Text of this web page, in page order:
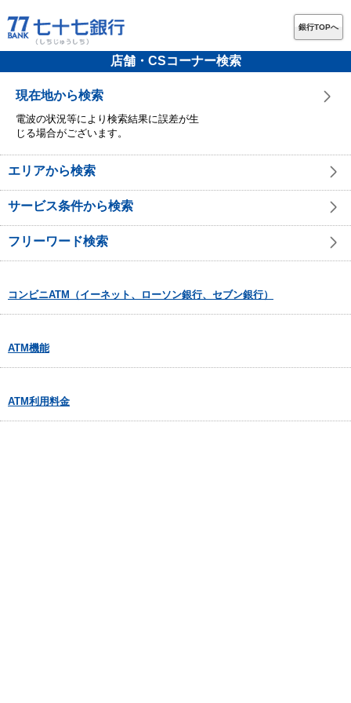
銀行TOPへ
店舗・CSコーナー検索
現在地から検索
電波の状況等により検索結果に誤差が生
じる場合がございます。
エリアから検索
サービス条件から検索
フリーワード検索
コンビニATM（イーネット、ローソン銀行、セブン銀行）
ATM機能
ATM利用料金